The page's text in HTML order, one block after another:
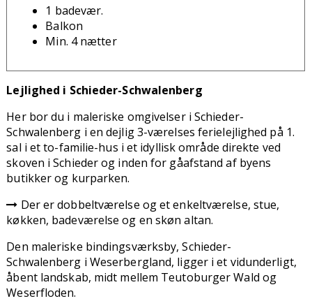
1 badevær.
Balkon
Min. 4 nætter
Lejlighed i Schieder-Schwalenberg
Her bor du i maleriske omgivelser i Schieder-
Schwalenberg i en dejlig 3-værelses ferielejlighed på 1.
sal i et to-familie-hus i et idyllisk område direkte ved
skoven i Schieder og inden for gåafstand af byens
butikker og kurparken.
Der er dobbeltværelse og et enkeltværelse, stue,
køkken, badeværelse og en skøn altan.
Den maleriske bindingsværksby, Schieder-
Schwalenberg i Weserbergland, ligger i et vidunderligt,
åbent landskab, midt mellem Teutoburger Wald og
Weserfloden.